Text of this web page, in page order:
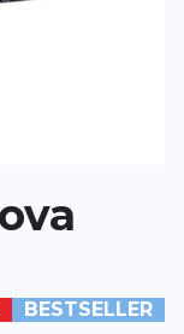
– es gelten die
BESTSELLER